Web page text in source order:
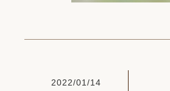
2022/01/14